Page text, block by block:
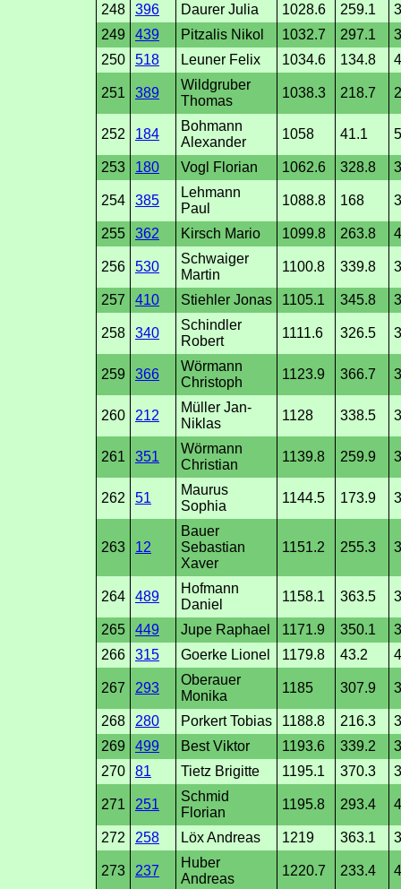
248
396 Daurer Julia 1028.6 259.1
249
439 Pitzalis Nikol 1032.7 297.1
250
518 Leuner Felix 1034.6 134.8
251 389
Wildgruber
Thomas
1038.3 218.7
252 184
Bohmann
Alexander
1058 41.1
253 180 Vogl Florian 1062.6 328.8
254 385
Lehmann
Paul
1088.8 168
255 362 Kirsch Mario 1099.8 263.8
256 530
Schwaiger
Martin
1100.8 339.8
257 410 Stiehler Jonas 1105.1 345.8
258 340
Schindler
Robert
1111.6 326.5
259 366
Wörmann
Christoph
1123.9 366.7
260 212
Müller Jan-
Niklas
1128 338.5
261 351
Wörmann
Christian
1139.8 259.9
262 51
Maurus
Sophia
1144.5 173.9
263 12
Bauer
Sebastian
Xaver
1151.2 255.3
264 489
Hofmann
Daniel
1158.1 363.5
265 449 Jupe Raphael 1171.9 350.1
266
315 Goerke Lionel 1179.8 43.2
267 293
Oberauer
Monika
1185 307.9
268 280 Porkert Tobias 1188.8 216.3
269
499 Best Viktor 1193.6 339.2
270
81 Tietz Brigitte 1195.1 370.3
271 251
Schmid
Florian
1195.8 293.4
272 258 Löx Andreas 1219 363.1
273 237
Huber
Andreas
1220.7 233.4